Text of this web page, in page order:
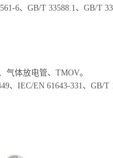
6、GB/T 33588.1、GB/T
气体放电管、TMOV。
、IEC/EN 61643-331、GB/T